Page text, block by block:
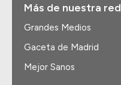
Más de nuestra red
Grandes Medios
Gaceta de Madrid
Mejor Sanos